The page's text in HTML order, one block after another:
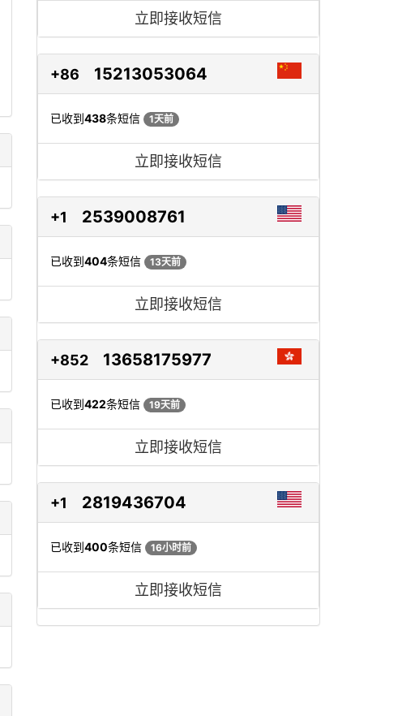
立即接收短信
+86 15213053064
已收到438条短信 1天前
立即接收短信
+1 2539008761
已收到404条短信 13天前
立即接收短信
+852 13658175977
已收到422条短信 19天前
立即接收短信
+1 2819436704
已收到400条短信 16小时前
立即接收短信